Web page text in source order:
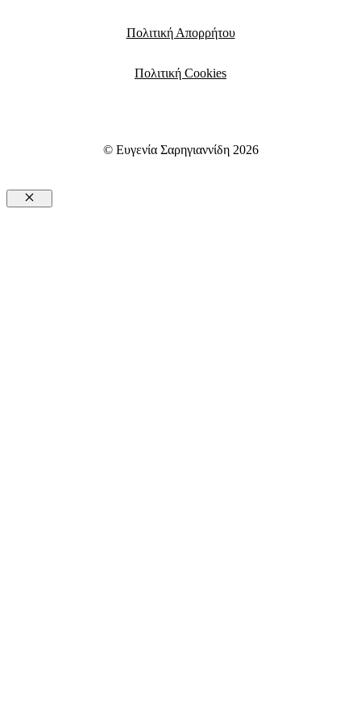
Πολιτική Απορρήτου
Πολιτική Cookies
© Ευγενία Σαρηγιαννίδη 2026
Close